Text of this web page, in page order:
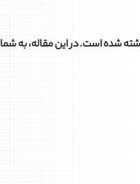
شده است. در این مقاله، به شما